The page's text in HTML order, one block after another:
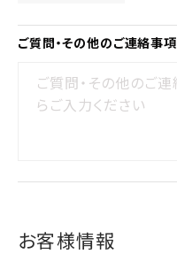
ご質問・その他のご連絡事項
お客様情報